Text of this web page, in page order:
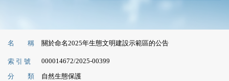
名 稱 關於命名2025年生態文明建設示範區的公告
索 引 號 000014672/2025-00399
分 類 自然生態保護